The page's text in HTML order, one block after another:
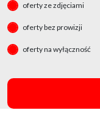
oferty ze zdjęciami
oferty bez prowizji
oferty na wyłączność